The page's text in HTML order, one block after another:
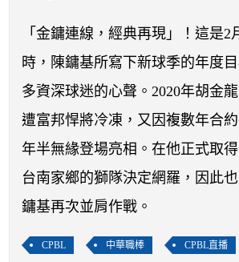
運彩教學專區
「金鏞連線，經典再現」！這是2
時，陳鏞基所寫下新球季的年度
多資深球迷的心聲。2020年胡金
遭富邦悍將冷凍，又因複數年合
年半無緣登場亮相。在他正式取得
台南家鄉的獅隊決定網羅，因此
鏞基再次並肩作戰。
CPBL 中華職棒 CPBL直播